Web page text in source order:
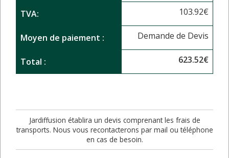
TVA: 103.92€
Moyen de paiement : Demande de Devis
Total : 623.52€
Jardiffusion établira un devis comprenant les frais de
transports. Nous vous recontacterons par mail ou téléphone
en cas de besoin.